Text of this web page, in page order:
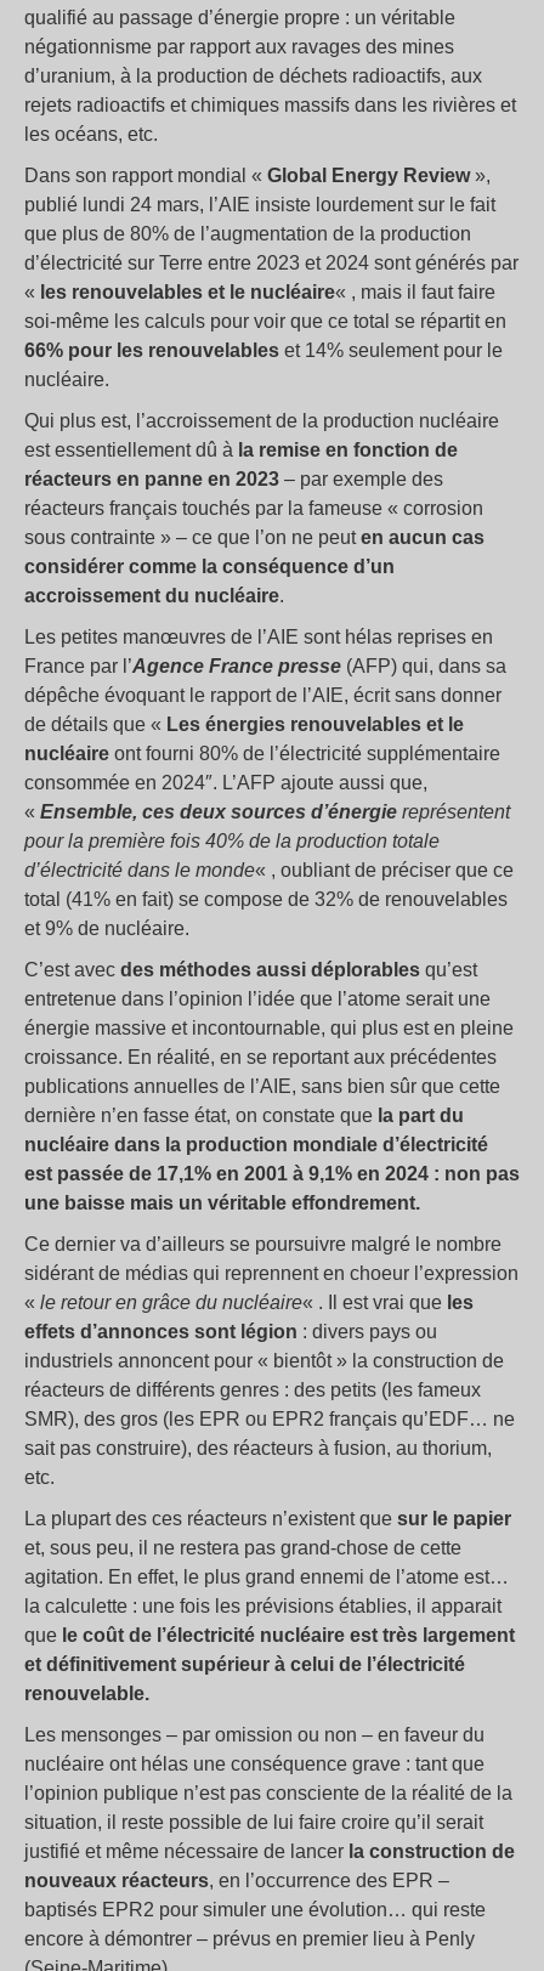
qualifié au passage d’énergie propre : un véritable
négationnisme par rapport aux ravages des mines
d’uranium, à la production de déchets radioactifs, aux
rejets radioactifs et chimiques massifs dans les rivières et
les océans, etc.
Dans son rapport mondial « Global Energy Review»,
publié lundi 24 mars, l’AIE insiste lourdement sur le fait
que plus de 80% de l’augmentation de la production
d’électricité sur Terre entre 2023 et 2024 sont générés par
« les renouvelables et le nucléaire« , mais il faut faire
soi-même les calculs pour voir que ce total se répartit en
66% pour les renouvelables et 14% seulement pour le
nucléaire.
Qui plus est, l’accroissement de la production nucléaire
est essentiellement dû à la remise en fonction de
réacteurs en panne en 2023 – par exemple des
réacteurs français touchés par la fameuse « corrosion
sous contrainte » – ce que l’on ne peuten aucun cas
considérer comme la conséquence d’un
accroissement du nucléaire.
Les petites manœuvres de l’AIE sont hélas reprises en
France par l’Agence France presse (AFP) qui, dans sa
dépêche évoquant le rapport de l’AIE, écrit sans donner
de détails que « Les énergies renouvelables et le
nucléaire ont fourni 80% de l’électricité supplémentaire
consommée en 2024″. L’AFP ajoute aussi que,
« Ensemble, ces deux sources d’énergie représentent
pour la première fois 40% de la production totale
d’électricité dans le monde« , oubliant de préciser que ce
total (41% en fait) se compose de 32% de renouvelables
et 9% de nucléaire.
C’est avec des méthodes aussi déplorables qu’est
entretenue dans l’opinion l’idée que l’atome serait une
énergie massive et incontournable, qui plus est en pleine
croissance. En réalité, en se reportant aux précédentes
publications annuelles de l’AIE, sans bien sûr que cette
dernière n’en fasse état, on constate que la part du
nucléaire dans la production mondiale d’électricité
est passée de 17,1% en 2001 à 9,1% en 2024 : non pas
une baisse mais un véritable effondrement.
Ce dernier va d’ailleurs se poursuivre malgré le nombre
sidérant de médias qui reprennent en choeur l’expression
« le retour en grâce du nucléaire« . Il est vrai que les
effets d’annonces sont légion : divers pays ou
industriels annoncent pour « bientôt » la construction de
réacteurs de différents genres : des petits (les fameux
SMR), des gros (les EPR ou EPR2 français qu’EDF… ne
sait pas construire), des réacteurs à fusion, au thorium,
etc.
La plupart des ces réacteurs n’existent que sur le papier
et, sous peu, il ne restera pas grand-chose de cette
agitation. En effet, le plus grand ennemi de l’atome est…
la calculette : une fois les prévisions établies, il apparait
que le coût de l’électricité nucléaire est très largement
et définitivement supérieur à celui de l’électricité
renouvelable.
Les mensonges – par omission ou non – en faveur du
nucléaire ont hélas une conséquence grave : tant que
l’opinion publique n’est pas consciente de la réalité de la
situation, il reste possible de lui faire croire qu’il serait
justifié et même nécessaire de lancer la construction de
nouveaux réacteurs, en l’occurrence des EPR –
baptisés EPR2 pour simuler une évolution… qui reste
encore à démontrer – prévus en premier lieu à Penly